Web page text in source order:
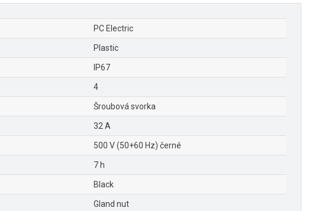
PC Electric
Plastic
IP67
4
Šroubová svorka
32 A
500 V (50+60 Hz) černé
7 h
Black
Gland nut